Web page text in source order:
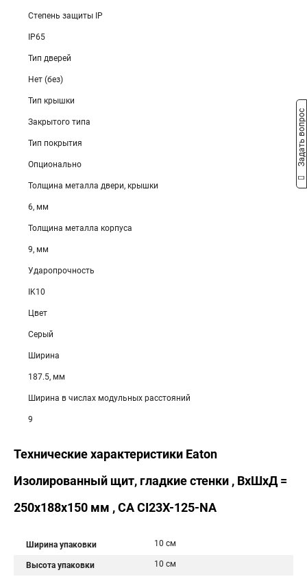
Степень защиты IP
IP65
Тип дверей
Нет (без)
Тип крышки
Закрытого типа
Тип покрытия
Опционально
Толщина металла двери, крышки
6, мм
Толщина металла корпуса
9, мм
Ударопрочность
IK10
Цвет
Серый
Ширина
187.5, мм
Ширина в числах модульных расстояний
9
Технические характеристики Eaton
Изолированный щит, гладкие стенки , ВхШхД =
250x188x150 мм , СА CI23X-125-NA
Ширина упаковки 10 см
Высота упаковки 10 см
Задать вопрос